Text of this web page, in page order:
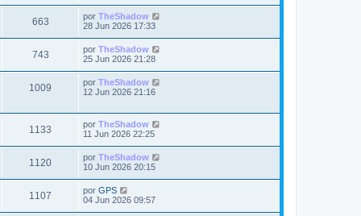
a
s
s
a
j
e
t
a
s
m
e
n
s
a
j
e
i
t
a
s
m
o
m
e
n
s
a
j
e
663V
i
t
s
Ú
l
m
o
m
e
n
a
j
e
por TheShadow
28 Jun 2026 17:33
743V
i
t
s
Ú
l
m
o
e
n
s
a
j
e
por TheShadow
25 Jun 2026 21:28
1009
t
Ú
o
m
e
n
s
a
j
e
por TheShadow
12 Jun 2026 21:16
1133
i
a
Ú
m
o
m
e
n
s
por TheShadow
11 Jun 2026 22:25
1120V
i
Ú
m
o
por TheShadow
10 Jun 2026 20:15
1107
Ú
l
por GPS
04 Jun 2026 09:57